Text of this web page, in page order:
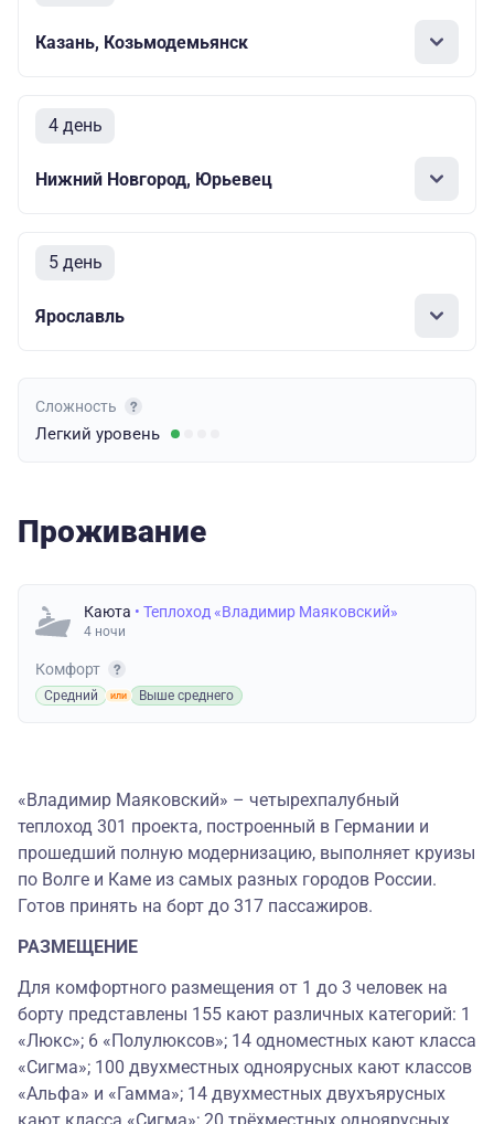
Казань, Козьмодемьянск
4 день
Нижний Новгород, Юрьевец
5 день
Ярославль
Сложность
Легкий уровень
Проживание
Каюта • Теплоход «Владимир Маяковский»
4 ночи
Комфорт
Средний Выше среднего
«Владимир Маяковский» – четырехпалубный
теплоход 301 проекта, построенный в Германии и
прошедший полную модернизацию, выполняет круизы
по Волге и Каме из самых разных городов России.
Готов принять на борт до 317 пассажиров.
РАЗМЕЩЕНИЕ
Для комфортного размещения от 1 до 3 человек на
борту представлены 155 кают различных категорий: 1
«Люкс»; 6 «Полулюксов»; 14 одноместных кают класса
«Сигма»; 100 двухместных одноярусных кают классов
«Альфа» и «Гамма»; 14 двухместных двухъярусных